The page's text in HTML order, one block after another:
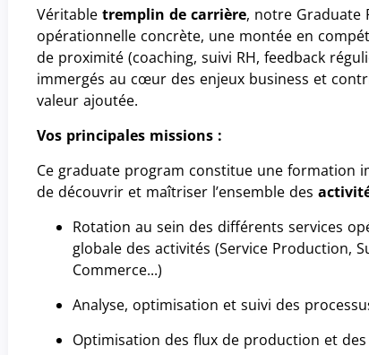
Véritable tremplin de carrière, notre Graduate
opérationnelle concrète, une montée en
de proximité (coaching, suivi RH, feedback
immergés au cœur des enjeux business et
valeur ajoutée.
Vos principales missions :
Ce graduate program constitue une formation
de découvrir et maîtriser l’ensemble des
Rotation au sein des différents services
globale des activités (Service Production,
Commerce...)
Analyse, optimisation et suivi des
Optimisation des flux de production et